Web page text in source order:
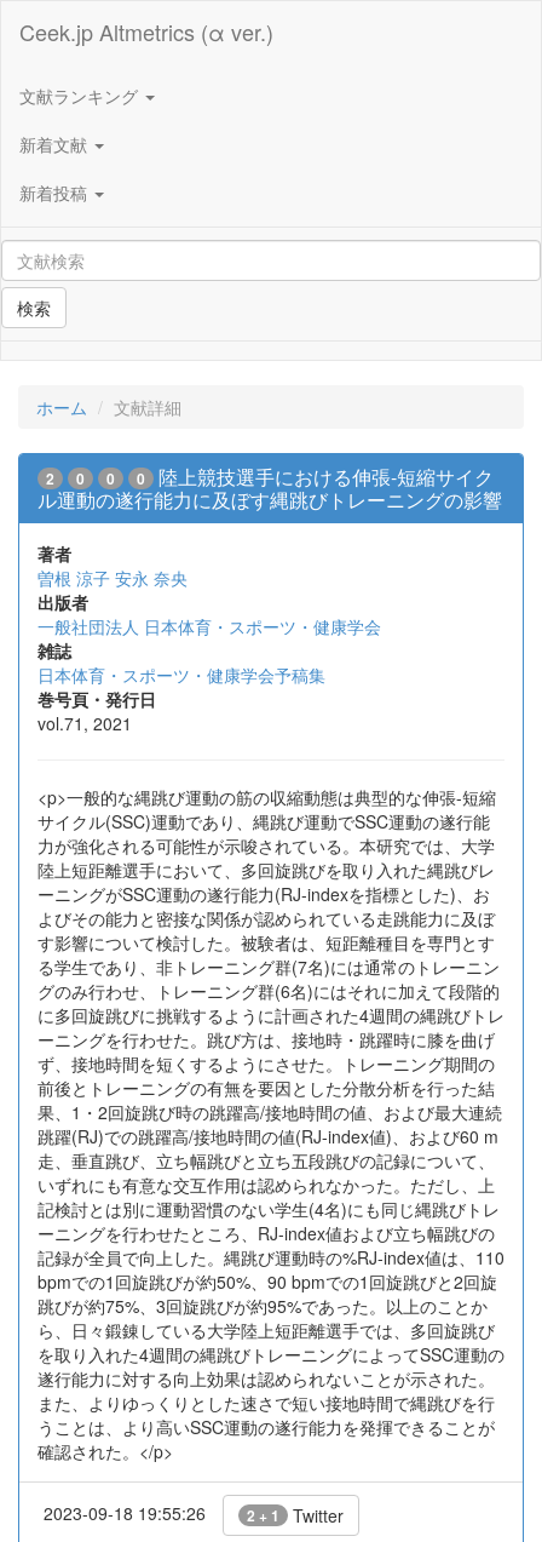
Ceek.jp Altmetrics (α ver.)
文献ランキング
新着文献
新着投稿
検索
ホーム 文献詳細
2 0 0 0
陸上競技選手における伸張-短縮サイク
ル運動の遂行能力に及ぼす縄跳びトレーニングの影響
著者
曽根 涼子 安永 奈央
出版者
一般社団法人 日本体育・スポーツ・健康学会
雑誌
日本体育・スポーツ・健康学会予稿集
巻号頁・発行日
vol.71, 2021
<p>一般的な縄跳び運動の筋の収縮動態は典型的な伸張-短縮
サイクル(SSC)運動であり、縄跳び運動でSSC運動の遂行能
力が強化される可能性が示唆されている。本研究では、大学
陸上短距離選手において、多回旋跳びを取り入れた縄跳びレ
ーニングがSSC運動の遂行能力(RJ-indexを指標とした)、お
よびその能力と密接な関係が認められている走跳能力に及ぼ
す影響について検討した。被験者は、短距離種目を専門とす
る学生であり、非トレーニング群(7名)には通常のトレーニン
グのみ行わせ、トレーニング群(6名)にはそれに加えて段階的
に多回旋跳びに挑戦するように計画された4週間の縄跳びトレ
ーニングを行わせた。跳び方は、接地時・跳躍時に膝を曲げ
ず、接地時間を短くするようにさせた。トレーニング期間の
前後とトレーニングの有無を要因とした分散分析を行った結
果、1・2回旋跳び時の跳躍高/接地時間の値、および最大連続
跳躍(RJ)での跳躍高/接地時間の値(RJ-index値)、および60 m
走、垂直跳び、立ち幅跳びと立ち五段跳びの記録について、
いずれにも有意な交互作用は認められなかった。ただし、上
記検討とは別に運動習慣のない学生(4名)にも同じ縄跳びトレ
ーニングを行わせたところ、RJ-index値および立ち幅跳びの
記録が全員で向上した。縄跳び運動時の%RJ-index値は、110
bpmでの1回旋跳びが約50%、90 bpmでの1回旋跳びと2回旋
跳びが約75%、3回旋跳びが約95%であった。以上のことか
ら、日々鍛錬している大学陸上短距離選手では、多回旋跳び
を取り入れた4週間の縄跳びトレーニングによってSSC運動の
遂行能力に対する向上効果は認められないことが示された。
また、よりゆっくりとした速さで短い接地時間で縄跳びを行
うことは、より高いSSC運動の遂行能力を発揮できることが
確認された。</p>
2023-09-18 19:55:26 2 + 1 Twitter